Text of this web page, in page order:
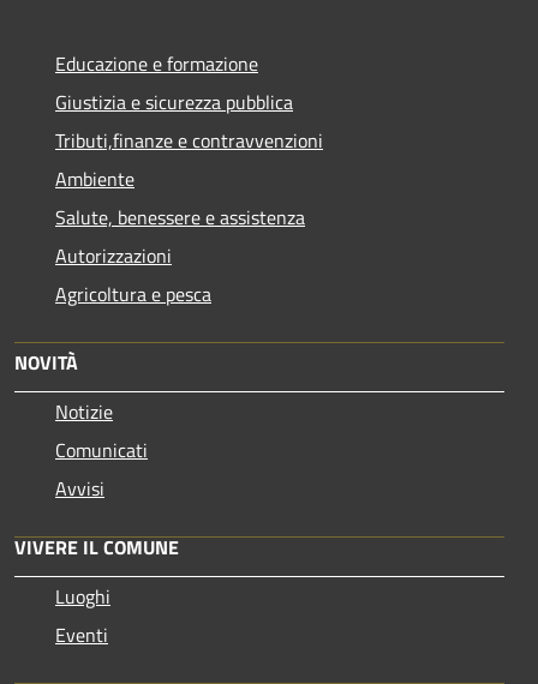
Educazione e formazione
Giustizia e sicurezza pubblica
Tributi,finanze e contravvenzioni
Ambiente
Salute, benessere e assistenza
Autorizzazioni
Agricoltura e pesca
NOVITÀ
Notizie
Comunicati
Avvisi
VIVERE IL COMUNE
Luoghi
Eventi